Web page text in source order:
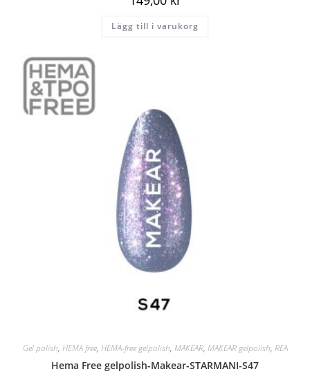
Lägg till i varukorg
Gel polish, HEMA free, HEMA-free gelpolish, MAKEAR, MAKEAR gelpolish, REA
Hema Free gelpolish-Makear-STARMANI-S47